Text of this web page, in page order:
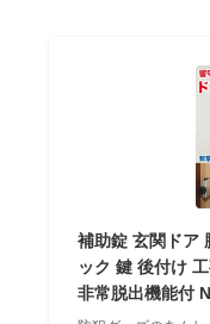
補助錠 玄関ドア
ック 鍵 後付け
非常脱出機能付